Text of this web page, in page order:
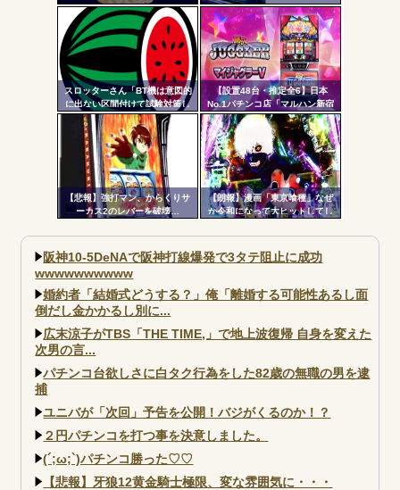
打動画公開！演出の作り込みい
いなｗｗｗ
クアッパーさん達から落胆の声
スロッターさん「BT機は意図的
に出ない区間付けて試験対策し
てそうな気がする」
【設置48台・推定全6】日本
No.1パチンコ店「マルハン新宿
東宝ビル店」のマイジャグラ
ー、とんでもない事になるｗｗ
ｗｗｗ
【悲報】強打マン、からくりサ
ーカス2のレバーを破壊…
【朗報】漫画「東京喰種」なぜ
か令和になって大ヒットしてし
阪神10-5DeNAで阪神打線爆発で3タテ阻止に成功
wwwwwwwwww
婚約者「結婚式どうする？」俺「離婚する可能性あるし面
倒だし金かかるし別に...
広末涼子がTBS「THE TIME,」で地上波復帰 自身を変えた
次男の言...
パチンコ台欲しさに白タク行為をした82歳の無職の男を逮
捕
ユニバが「次回」予告を公開！バジがくるのか！？
２円パチンコを打つ事を決意しました。
(´;ω;`)パチンコ勝った♡♡
【悲報】牙狼12黄金騎士極限、変な雰囲気に・・・